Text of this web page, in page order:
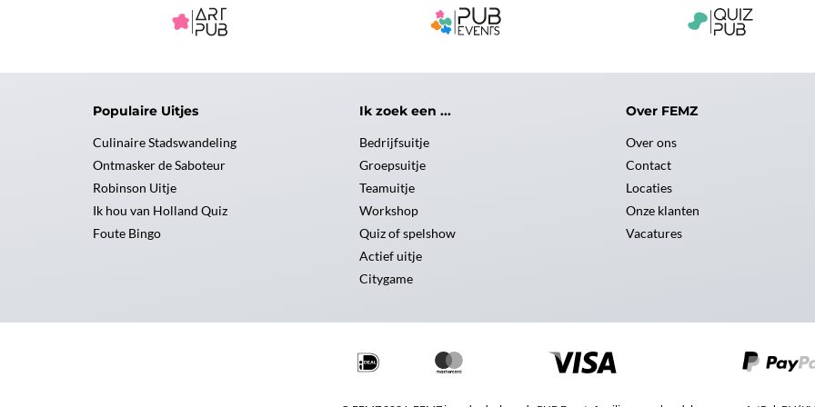
Populaire Uitjes
Culinaire Stadswandeling
Ontmasker de Saboteur
Robinson Uitje
Ik hou van Holland Quiz
Foute Bingo
Ik zoek een ...
Bedrijfsuitje
Groepsuitje
Teamuitje
Workshop
Quiz of spelshow
Actief uitje
Citygame
Over FEMZ
Over ons
Contact
Locaties
Onze klanten
Vacatures